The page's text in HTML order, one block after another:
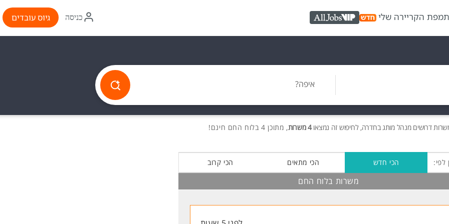
מפת הקריירה שלי AllJobs VIP
איקון
התחברות
כניסה גיוס עובדים
איפה?
דרושים מנהל מותג בחדרה, לחיפוש זה נמצאו4 משרות , מתוכן 4 בלוח החם חינם!
לפי: הכי חדש הכי מתאים הכי קרוב
משרות בלוח החם